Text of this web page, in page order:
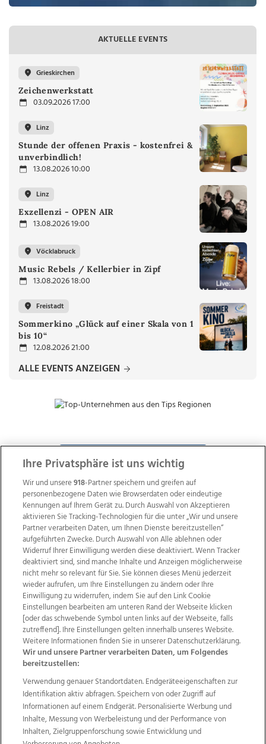
AKTUELLE EVENTS
Grieskirchen
Zeichenwerkstatt
03.09.2026 17:00
Linz
Stunde der offenen Praxis - kostenfrei &
unverbindlich!
13.08.2026 10:00
Linz
Exzellenzi - OPEN AIR
13.08.2026 19:00
Vöcklabruck
Music Rebels / Kellerbier in Zipf
13.08.2026 18:00
Freistadt
Sommerkino „Glück auf einer Skala von 1
bis 10“
12.08.2026 21:00
ALLE EVENTS ANZEIGEN
ZUR NACHRICHTENÜBERSICHT
Wir über uns Mediadaten Kontakt
Jobs
Datenschutz
Impressum
AGB Anzeigekunden
AGB Website
Ehrenkodex Politische Werbung
Weitere Angebote des Medienhauses Wimmer
TV1 di-mog-i.at OÖNow
Ischler Woche
Life Radio
OÖNachrichten
OÖN Immobilien
OÖN Karriere
OÖN Reise
Promenaden Galerien
Regionaljobs
wasistlos.at wirtrauern.at
Ihre Privatsphäre ist uns wichtig
Wir und unsere918-Partner speichern und greifen auf
personenbezogene Daten wie Browserdaten oder eindeutige
Kennungen auf Ihrem Gerät zu. Durch Auswahl von Akzeptieren
aktivieren Sie Tracking-Technologien für die unter „Wir und unsere
Partner verarbeiten Daten, um Ihnen Dienste bereitzustellen“
aufgeführten Zwecke. Durch Auswahl von Alle ablehnen oder
Widerruf Ihrer Einwilligung werden diese deaktiviert. Wenn Tracker
deaktiviert sind, sind manche Inhalte und Anzeigen möglicherweise
nicht mehr so relevant für Sie. Sie können dieses Menü jederzeit
wieder aufrufen, um Ihre Einstellungen zu ändern oder Ihre
Einwilligung zu widerrufen, indem Sie auf den Link Cookie
Einstellungen bearbeiten am unteren Rand der Webseite klicken
[oder das schwebende Symbol unten links auf der Webseite, falls
zutreffend]. Ihre Einstellungen gelten innerhalb unseres Website.
Weitere Informationen finden Sie in unserer Datenschutzerklärung.
Wir und unsere Partner verarbeiten Daten, um Folgendes
bereitzustellen:
Verwendung genauer Standortdaten. Endgeräteeigenschaften zur
Identifikation aktiv abfragen. Speichern von oder Zugriff auf
Informationen auf einem Endgerät. Personalisierte Werbung und
Inhalte, Messung von Werbeleistung und der Performance von
Inhalten, Zielgruppenforschung sowie Entwicklung und